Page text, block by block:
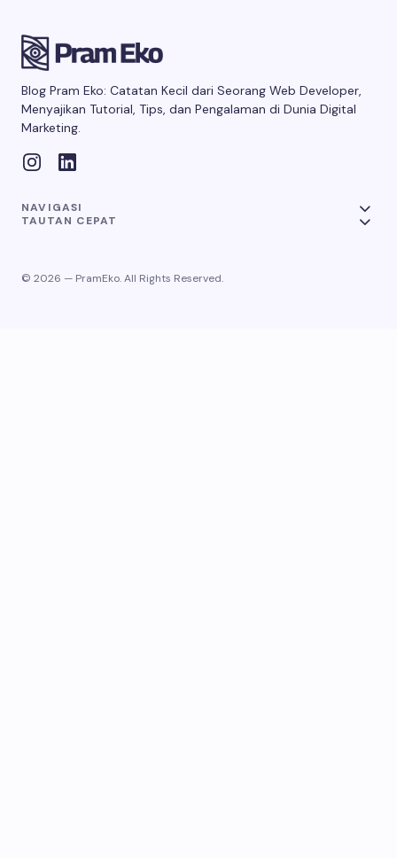
Blog Pram Eko: Catatan Kecil dari Seorang Web Developer,
Menyajikan Tutorial, Tips, dan Pengalaman di Dunia Digital
Marketing.
NAVIGASI
TAUTAN CEPAT
© 2026 — PramEko. All Rights Reserved.